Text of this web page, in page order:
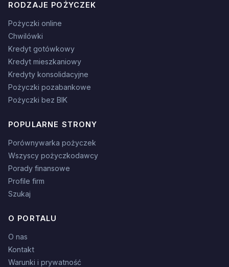
RODZAJE POŻYCZEK
Pożyczki online
Chwilówki
Kredyt gotówkowy
Kredyt mieszkaniowy
Kredyty konsolidacyjne
Pożyczki pozabankowe
Pożyczki bez BIK
POPULARNE STRONY
Porównywarka pożyczek
Wszyscy pożyczkodawcy
Porady finansowe
Profile firm
Szukaj
O PORTALU
O nas
Kontakt
Warunki i prywatność